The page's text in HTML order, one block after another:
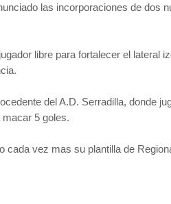
las incorporaciones de dos
libre para fortalecer el lateral
del A.D. Serradilla, donde
5 goles.
cada vez mas su plantilla de